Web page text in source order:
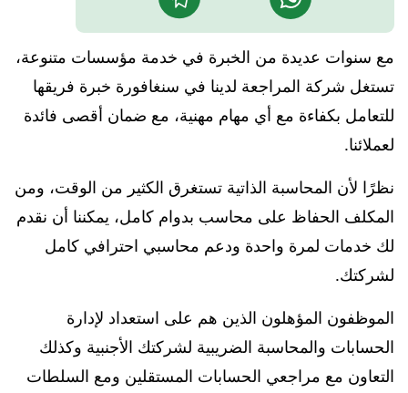
مع سنوات عديدة من الخبرة في خدمة مؤسسات متنوعة،
تستغل شركة المراجعة لدينا في سنغافورة خبرة فريقها
للتعامل بكفاءة مع أي مهام مهنية، مع ضمان أقصى فائدة
لعملائنا.
نظرًا لأن المحاسبة الذاتية تستغرق الكثير من الوقت، ومن
المكلف الحفاظ على محاسب بدوام كامل، يمكننا أن نقدم
لك خدمات لمرة واحدة ودعم محاسبي احترافي كامل
لشركتك.
الموظفون المؤهلون الذين هم على استعداد لإدارة
الحسابات والمحاسبة الضريبية لشركتك الأجنبية وكذلك
التعاون مع مراجعي الحسابات المستقلين ومع السلطات